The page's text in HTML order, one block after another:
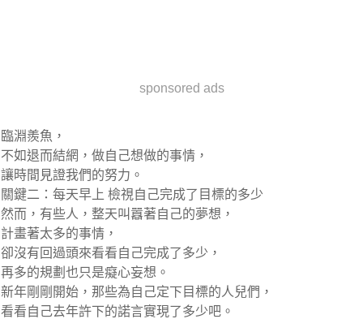
sponsored ads
臨淵羨魚，
不如退而結網，做自己想做的事情，
讓時間見證我們的努力。
關鍵二：每天早上 檢視自己完成了目標的多少
然而，有些人，整天叫囂著自己的夢想，
計畫著太多的事情，
卻沒有回過頭來看看自己完成了多少，
再多的規劃也只是癡心妄想。
新年剛剛開始，那些為自己定下目標的人兒們，
看看自己去年許下的諾言實現了多少吧。